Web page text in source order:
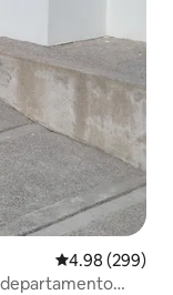
Calificación
4.98 (299)
departamento